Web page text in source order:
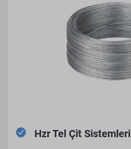
Hzr Tel Çit Sistemleri